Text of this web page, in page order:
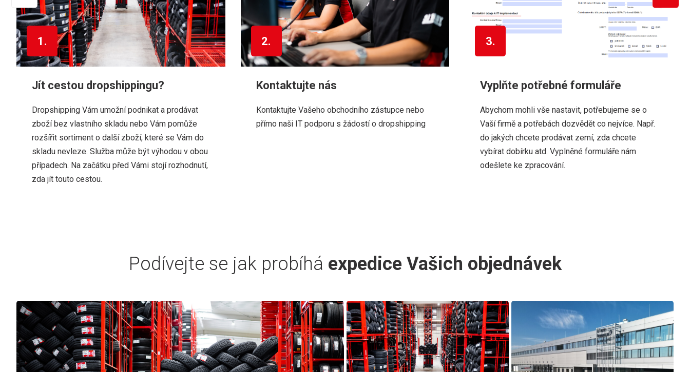
1.
Jít cestou dropshippingu?
Dropshipping Vám umožní podnikat a prodávat
zboží bez vlastního skladu nebo Vám pomůže
rozšířit sortiment o další zboží, které se Vám do
skladu nevleze. Služba může být výhodou v obou
případech. Na začátku před Vámi stojí rozhodnutí,
zda jít touto cestou.
2.
Kontaktujte nás
Kontaktujte Vašeho obchodního zástupce nebo
přímo naši IT podporu s žádostí o dropshipping
3.
Vyplňte potřebné formuláře
Abychom mohli vše nastavit, potřebujeme se o
Vaší firmě a potřebách dozvědět co nejvíce. Např.
do jakých chcete prodávat zemí, zda chcete
vybírat dobírku atd. Vyplněné formuláře nám
odešlete ke zpracování.
Podívejte se jak probíhá expedice Vašich objednávek